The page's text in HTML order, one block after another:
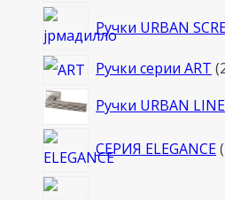
Ручки URBAN
Ручки серии ART
Ручки URBAN LINE
СЕРИЯ ELEGANCE